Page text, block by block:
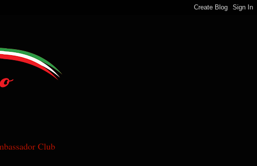
Club